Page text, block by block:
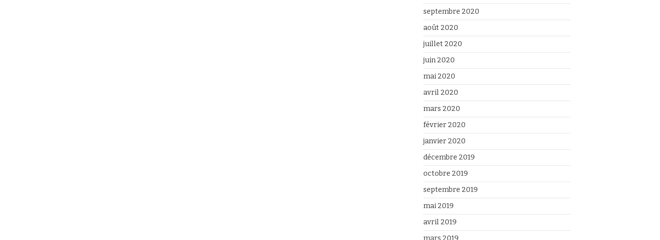
septembre 2020
août 2020
juillet 2020
juin 2020
mai 2020
avril 2020
mars 2020
février 2020
janvier 2020
décembre 2019
octobre 2019
septembre 2019
mai 2019
avril 2019
mars 2019